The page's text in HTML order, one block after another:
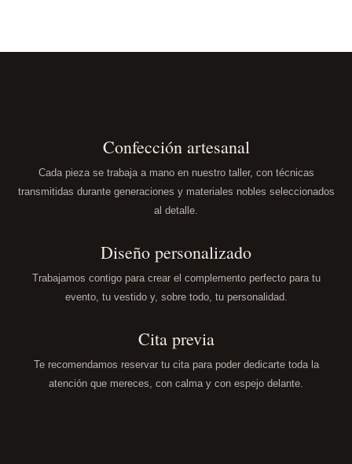
Confección artesanal
Cada pieza se trabaja a mano en nuestro taller, con técnicas
transmitidas durante generaciones y materiales nobles seleccionados
al detalle.
Diseño personalizado
Trabajamos contigo para crear el complemento perfecto para tu
evento, tu vestido y, sobre todo, tu personalidad.
Cita previa
Te recomendamos reservar tu cita para poder dedicarte toda la
atención que mereces, con calma y con espejo delante.